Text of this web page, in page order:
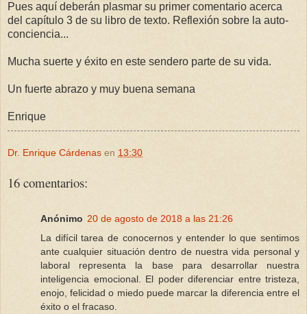
Pues aquí deberán plasmar su primer comentario acerca
del capítulo 3 de su libro de texto. Reflexión sobre la auto-
conciencia...
Mucha suerte y éxito en este sendero parte de su vida.
Un fuerte abrazo y muy buena semana
Enrique
Dr. Enrique Cárdenas en 13:30
16 comentarios:
Anónimo 20 de agosto de 2018 a las 21:26
La difícil tarea de conocernos y entender lo que sentimos
ante cualquier situación dentro de nuestra vida personal y
laboral representa la base para desarrollar nuestra
inteligencia emocional. El poder diferenciar entre tristeza,
enojo, felicidad o miedo puede marcar la diferencia entre el
éxito o el fracaso.